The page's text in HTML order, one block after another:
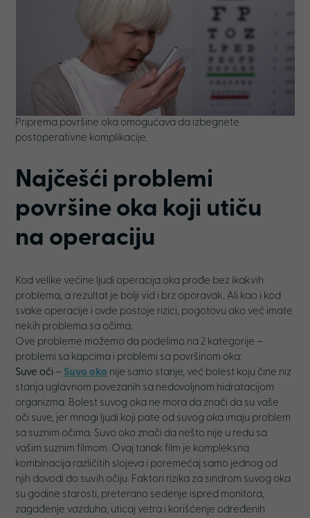
Priprema površine oka omogućava da izbegnete
postoperativne komplikacije.
Najčešći problemi
površine oka koji utiču
na operaciju
Kod velike većine ljudi operacija oka prođe bez ikakvih
problema, a rezultat je bolji vid i brz oporavak. Ali kao i kod
svake operacije i ovde postoje rizici, pogotovu ako već imate
nekih problema sa očima.
Ove probleme možemo da podelimo na 2 kategorije –
problemi sa kapcima i problemi sa površinom oka:
Suve oči – Suvo oko nije samo stanje, već bolest koju čine niz
stanja uglavnom povezanih sa nedovoljnom hidratacijom
organizma. Bolest suvog oka ne mora da znači da su vaše
oči suve, jer mnogi ljudi koji pate od suvog oka imaju problem
sa suznim očima. Suvo oko znači da nešto nije u redu sa
vašim suznim filmom. Ovaj tanak film je kompleksna
kombinacija različitih slojeva i poremećaj samo jednog od
njih dovodi do suvih očiju. Faktori rizika za sindrom suvog oka
su godine starosti, preterano sedenje ispred monitora,
zagađenje vazduha, uticaj vetra i korišćenje određenih